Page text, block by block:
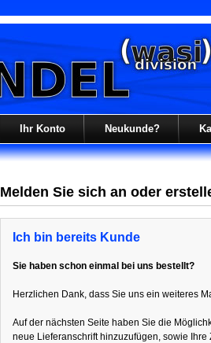
Ihr Konto Neukunde?
Melden Sie sich an oder
Ich bin bereits Kunde
Sie haben schon einmal bei uns bestellt?
Herzlichen Dank, dass Sie uns ein weiteres
Auf der nächsten Seite haben Sie die
neue Lieferanschrift hinzuzufügen, sowie